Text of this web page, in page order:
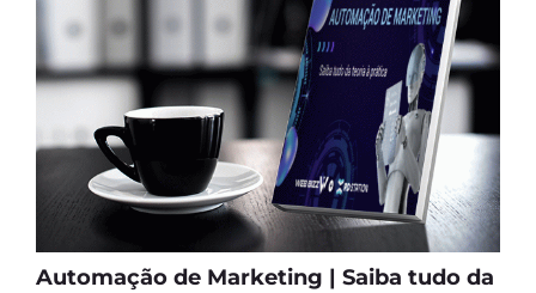
Automação de Marketing | Saiba tudo da